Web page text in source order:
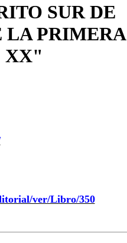
SUR DE
LA PRIMERA
XX"
ver/Libro/350